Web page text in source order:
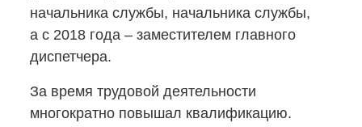
начальника службы, начальника службы,
а с 2018 года – заместителем главного
диспетчера.
За время трудовой деятельности
многократно повышал квалификацию.